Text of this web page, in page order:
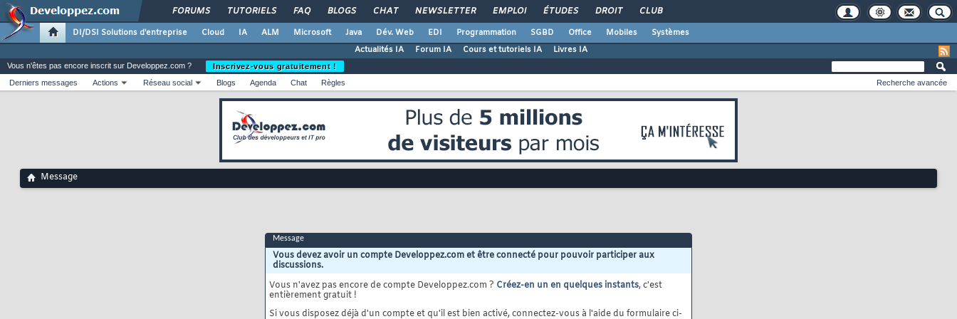
FORUMS TUTORIELS FAQ BLOGS CHAT NEWSLETTER EMPLOI ÉTUDES DROIT CLUB
DI/DSI Solutions d'entreprise Cloud IA ALM Microsoft Java Dév. Web EDI Programmation SGBD Office Mobiles
Systèmes
Actualités IA
Forum IA Cours et tutoriels IA Livres IA
Vous n'êtes pas encore inscrit sur Developpez.com ?
Inscrivez-vous gratuitement !
Derniers messages
Actions Réseau social Blogs Agenda Chat Règles Recherche avancée
Message
Message
Vous devez avoir un compte Developpez.com et être connecté pour pouvoir participer aux
discussions.
Vous n'avez pas encore de compte Developpez.com ? Créez-en un en quelques instants, c'est
entièrement gratuit !
Si vous disposez déjà d'un compte et qu'il est bien activé, connectez-vous à l'aide du formulaire ci-